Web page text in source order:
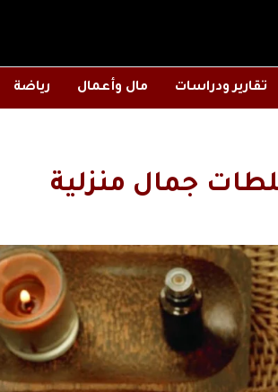
تقارير ودراسات مال وأعمال رياضة